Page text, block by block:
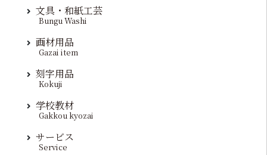
文具・和紙工芸
Bungu Washi
画材用品
Gazai item
刻字用品
Kokuji
学校教材
Gakkou kyozai
サービス
Service